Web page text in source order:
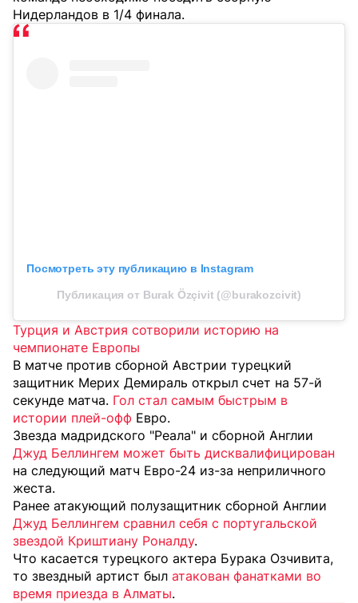
Нидерландов в 1/4 финала.
Посмотреть эту публикацию в Instagram
Публикация от Burak Özçivit (@burakozcivit)
Турция и Австрия сотворили историю на
чемпионате Европы
В матче против сборной Австрии турецкий
защитник Мерих Демираль открыл счет на 57-й
секунде матча. Гол стал самым быстрым в
истории плей-офф Евро.
Звезда мадридского "Реала" и сборной Англии
Джуд Беллингем может быть дисквалифицирован
на следующий матч Евро-24 из-за неприличного
жеста.
Ранее атакующий полузащитник сборной Англии
Джуд Беллингем сравнил себя с португальской
звездой Криштиану Роналду.
Что касается турецкого актера Бурака Озчивита,
то звездный артист был атакован фанатками во
время приезда в Алматы.